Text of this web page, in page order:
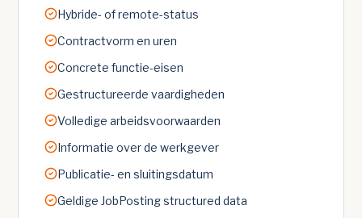
Hybride- of remote-status
Contractvorm en uren
Concrete functie-eisen
Gestructureerde vaardigheden
Volledige arbeidsvoorwaarden
Informatie over de werkgever
Publicatie- en sluitingsdatum
Geldige JobPosting structured data